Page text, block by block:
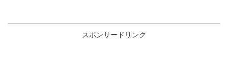
スポンサードリンク